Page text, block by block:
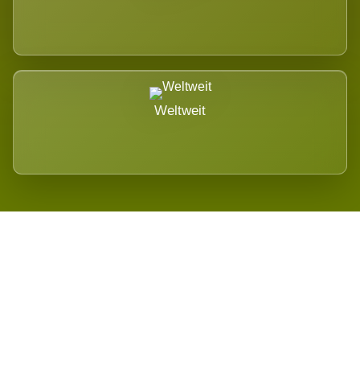
Weltweit